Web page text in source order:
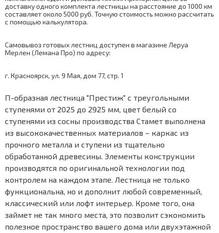
доставку одного комплекта лестницы на расстояние до 1000 км
составляет около 5000 руб. Точную стоимость можно рассчитать
с помощью калькулятора.
Самовывоз готовых лестниц доступен в магазине Леруа
Мерлен (Лемана Про) по адресу:
г. Красноярск, ул. 9 Мая, дом 77, стр. 1
П-образная лестница "Престиж" с треугольными
ступенями от 2025 до 2925 мм, цвет белый со
ступенями из сосны производства Стамет выполнена
из высококачественных материалов – каркас из
прочного металла и ступени из тщательно
обработанной древесины. Элементы конструкции
производятся по оригинальной технологии под
контролем на каждом этапе. Лестница не только
функциональна, но и дополнит любой современный,
классический или лофт интерьер. Кроме того, она
займет не так много места, это позволит сэкономить
полезное пространство вашего дома или двухэтажной